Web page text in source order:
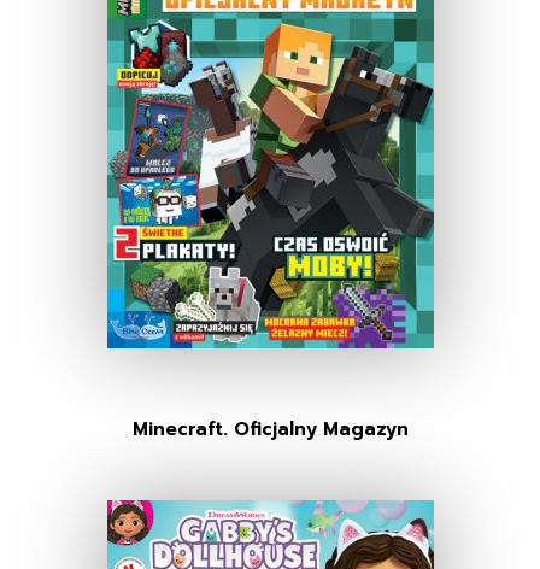
Minecraft. Oficjalny Magazyn